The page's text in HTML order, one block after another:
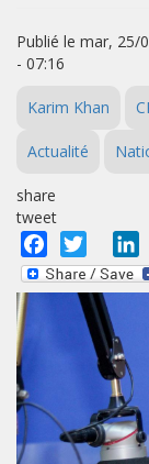
Publié le mar,
- 07:16
Karim Khan
Actualité
share
tweet
Facebook
Twitter